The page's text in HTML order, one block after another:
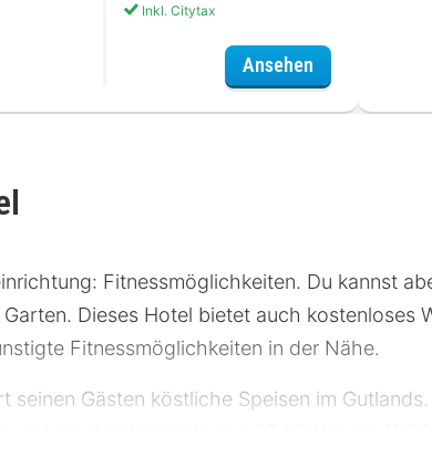
Inkl. Citytax
Ansehen
Fitnessmöglichkeiten. Du kannst
Dieses Hotel bietet auch
Fitnessmöglichkeiten in der Nähe.
seinen Gästen köstliche Speisen im